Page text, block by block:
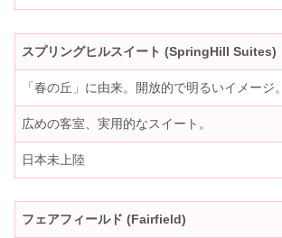
スプリングヒルスイート (SpringHill Suites)
「春の丘」に由来。開放的で明るいイメージ。
広めの客室、実用的なスイート。
日本未上陸
フェアフィールド (Fairfield)